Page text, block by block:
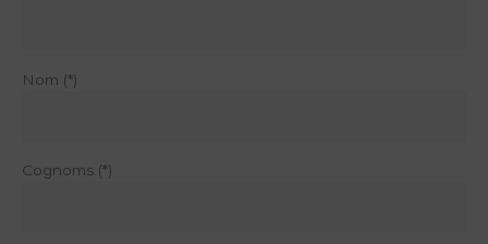
Nom (*)
Cognoms (*)